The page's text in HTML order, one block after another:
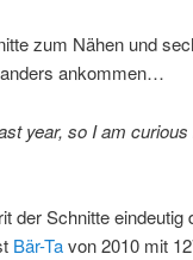
zum Nähen und
ankommen…
year, so I am
der Schnitte eindeutig
Bär-Tavon 2010 mit